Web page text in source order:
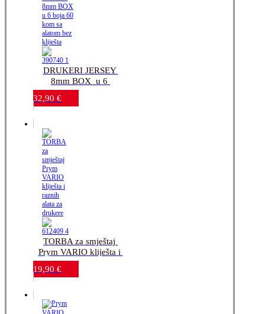
DRUKERI JERSEY
8mm BOX_u 6
boja_60 kom_sa
alatom bez kliješta
32,90 €
TORBA za smještaj
Prym VARIO kliješta i
raznih alata za drukere
19,90 €